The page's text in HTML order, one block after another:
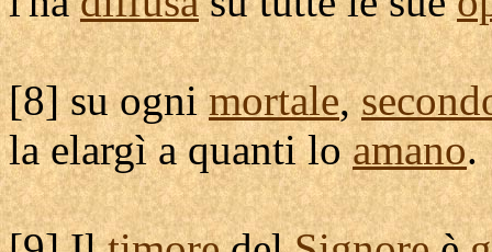
[8] su ognimortale,
laelargìa quanti loamano.